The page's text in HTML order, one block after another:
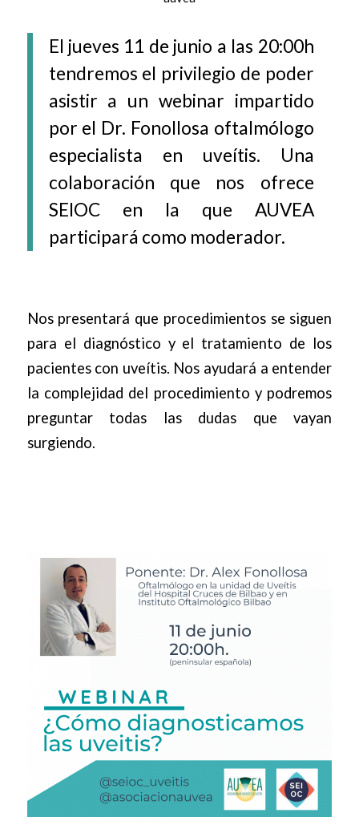
El jueves 11 de junio a las 20:00h
tendremos el privilegio de poder
asistir a un webinar impartido
por el Dr. Fonollosa oftalmólogo
especialista en uveítis. Una
colaboración que nos ofrece
SEIOC en la que AUVEA
participará como moderador.
Nos presentará que procedimientos se siguen
para el diagnóstico y el tratamiento de los
pacientes con uveítis. Nos ayudará a entender
la complejidad del procedimiento y podremos
preguntar todas las dudas que vayan
surgiendo.